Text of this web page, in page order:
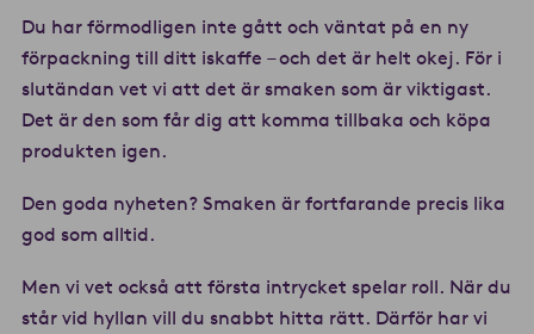
Du har förmodligen inte gått och väntat på en ny
förpackning till ditt iskaffe – och det är helt okej. För i
slutändan vet vi att det är smaken som är viktigast.
Det är den som får dig att komma tillbaka och köpa
produkten igen.
Den goda nyheten? Smaken är fortfarande precis lika
god som alltid.
Men vi vet också att första intrycket spelar roll. När du
står vid hyllan vill du snabbt hitta rätt. Därför har vi